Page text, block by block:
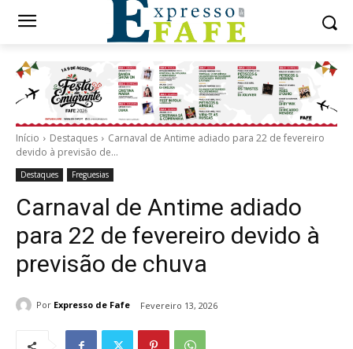
Início Destaques
Carnaval de Antime adiado para 22 de fevereiro
devido à previsão de...
Destaques Freguesias
Carnaval de Antime adiado
para 22 de fevereiro devido à
previsão de chuva
Por Expresso de Fafe Fevereiro 13, 2026